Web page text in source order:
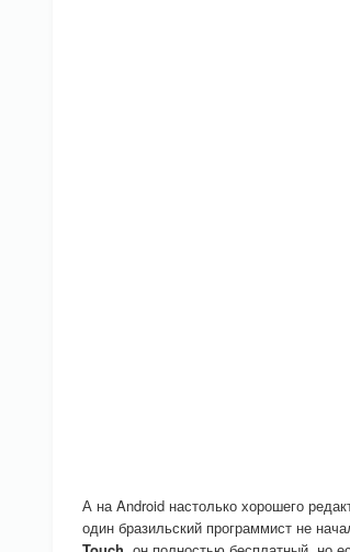
А на Android настолько хорошего
один бразильский программист не